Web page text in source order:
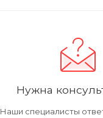
Нужна
Наши специалисты